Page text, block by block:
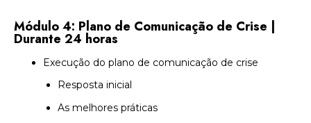
Módulo 4: Plano de Comunicação de Crise |
Durante 24 horas
Execução do plano de comunicação de crise
Resposta inicial
As melhores práticas